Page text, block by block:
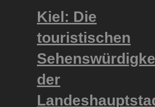
Kiel: Die
touristischen
der